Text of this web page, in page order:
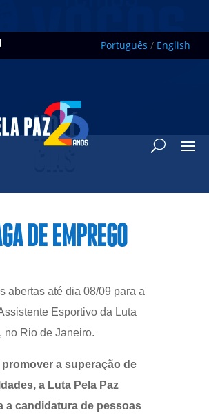
Português / English
NOTÍ
DE EMPREGO
abertas até dia 08/09 para a
Esportivo da Luta
no Rio de Janeiro.
a superação de
a Luta Pela Paz
a candidatura de pessoas